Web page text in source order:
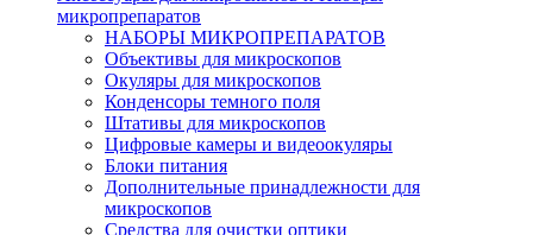
микропрепаратов
НАБОРЫ МИКРОПРЕПАРАТОВ
Объективы для микроскопов
Окуляры для микроскопов
Конденсоры темного поля
Штативы для микроскопов
Цифровые камеры и видеоокуляры
Блоки питания
Дополнительные принадлежности для
микроскопов
Средства для очистки оптики